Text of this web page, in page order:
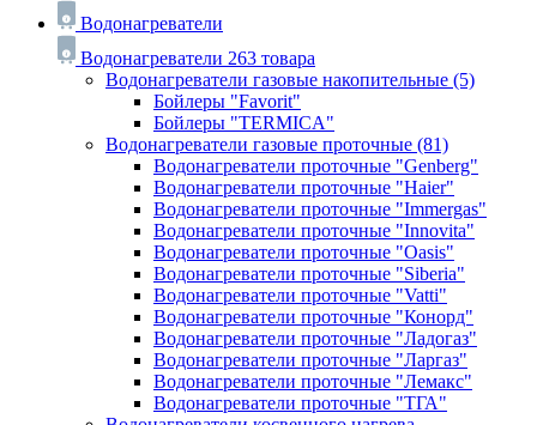
Водонагреватели
Водонагреватели 263 товара
Водонагреватели газовые накопительные (5)
Бойлеры "Favorit"
Бойлеры "TERMICA"
Водонагреватели газовые проточные (81)
Водонагреватели проточные "Genberg"
Водонагреватели проточные "Haier"
Водонагреватели проточные "Immergas"
Водонагреватели проточные "Innovita"
Водонагреватели проточные "Oasis"
Водонагреватели проточные "Siberia"
Водонагреватели проточные "Vatti"
Водонагреватели проточные "Конорд"
Водонагреватели проточные "Ладогаз"
Водонагреватели проточные "Ларгаз"
Водонагреватели проточные "Лемакс"
Водонагреватели проточные "ТГА"